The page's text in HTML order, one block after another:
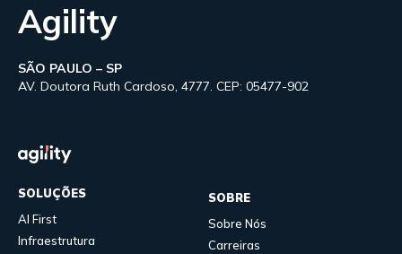
Agility
SÃO PAULO – SP
AV. Doutora Ruth Cardoso, 4777. CEP: 05477-902
SOLUÇÕES
AI First
Infraestrutura
SOBRE
Sobre Nós
Carreiras